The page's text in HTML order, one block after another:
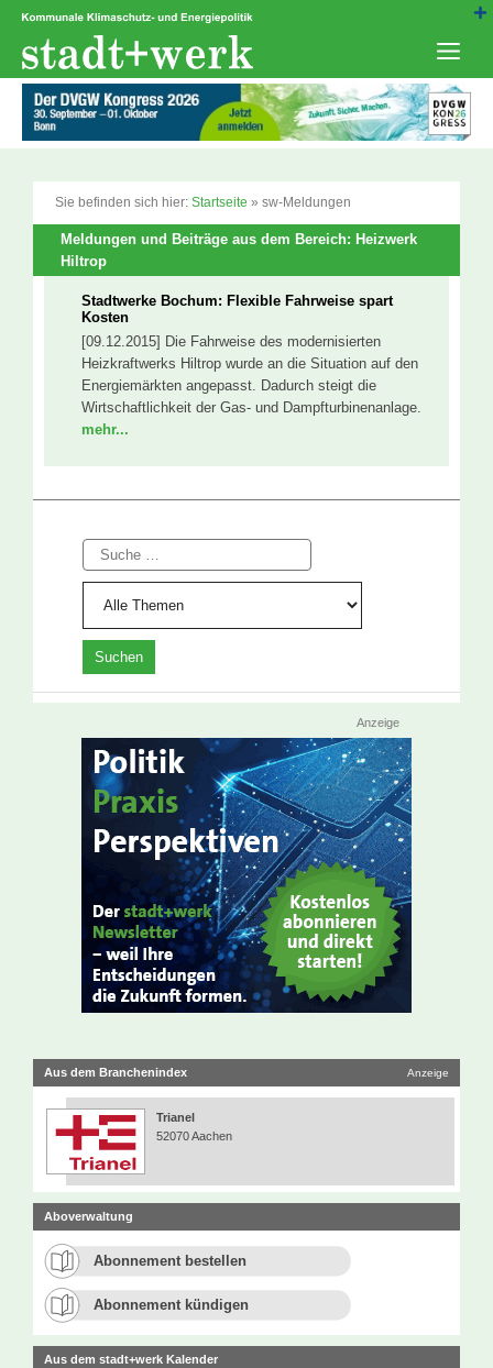
Zum
springen
Sie befinden sich hier: Startseite » sw-Meldungen
Meldungen und Beiträge aus dem Bereich: Heizwerk
Hiltrop
Stadtwerke Bochum: Flexible Fahrweise spart
Kosten
[09.12.2015] Die Fahrweise des modernisierten
Heizkraftwerks Hiltrop wurde an die Situation auf den
Energiemärkten angepasst. Dadurch steigt die
Wirtschaftlichkeit der Gas- und Dampfturbinenanlage.
mehr...
Suche
Anzeige
Aus dem Branchenindex Anzeige
Trianel
52070 Aachen
Aboverwaltung
Abonnement bestellen
Abonnement kündigen
Aus dem stadt+werk Kalender